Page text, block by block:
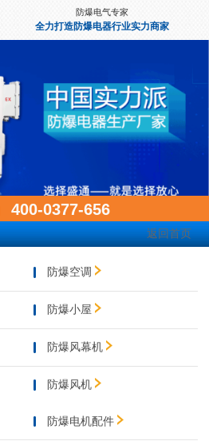
防爆电气专家
全力打造防爆电器行业实力商家
400-0377-656
返回首页
防爆空调
防爆小屋
防爆风幕机
防爆风机
防爆电机配件